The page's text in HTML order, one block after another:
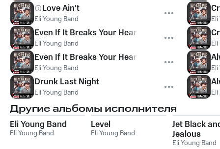
Love Ain't
Eli Young Band
Even If It Breaks Your Heart
Eli Young Band
Even If It Breaks Your Heart
Eli Young Band
Drunk Last Night
Eli Young Band
Другие альбомы исполнителя
Eli Young Band
Eli Young Band
Level
Eli Young Band
Jet Black
Jealous
Eli Young Band